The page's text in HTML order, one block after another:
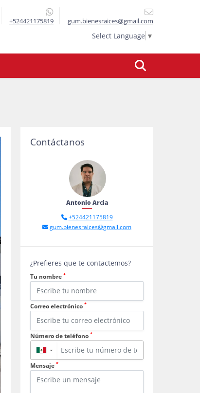
+524421175819 gum.bienesraices@gmail.com
Select Language ▼
Contáctanos
Antonio Arcia
+524421175819
gum.bienesraices@gmail.com
¿Prefieres que te contactemos?
Tu nombre *
Correo electrónico *
Número de teléfono *
▼
Mensaje *